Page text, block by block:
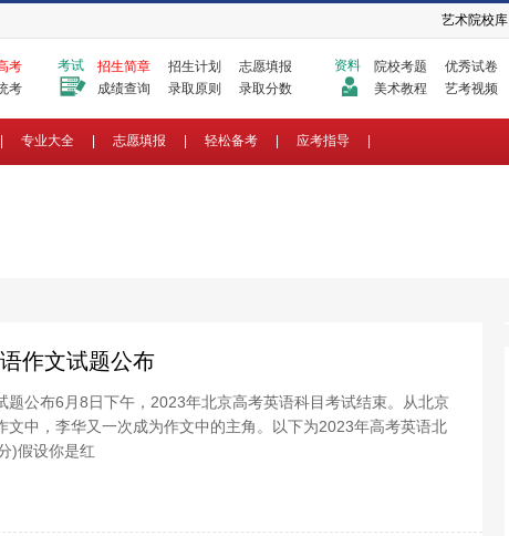
艺术院校库
考
考
考试 招生简章 招生计划
志愿填报
成绩查询
录取原则 录取分数
资料 院校考题 优秀试卷
美术教程
艺考视频
专业大全 志愿填报 轻松备考 应考指导
作文试题公布
题公布6月8日下午，2023年北京高考英语科目考试结束。从北京
文中，李华又一次成为作文中的主角。以下为2023年高考英语北
)假设你是红